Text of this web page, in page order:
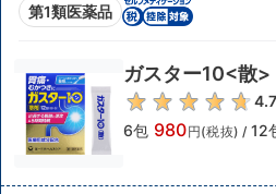
第1類医薬品
ガスター10<散>
4.7
6包 980円(税抜) / 12